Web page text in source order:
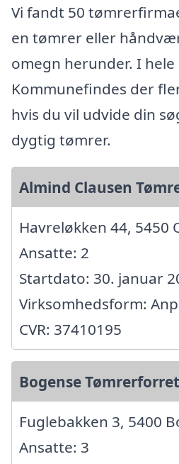
Vi fandt 50
en tømrer eller
omegn herunder. I
Kommunefindes der
hvis du vil udvide din
dygtig tømrer.
Almind Clausen
Havreløkken 44, 5450
Ansatte: 2
Startdato: 30. januar
Virksomhedsform:
CVR: 37410195
Bogense
Fuglebakken 3, 5400
Ansatte: 3